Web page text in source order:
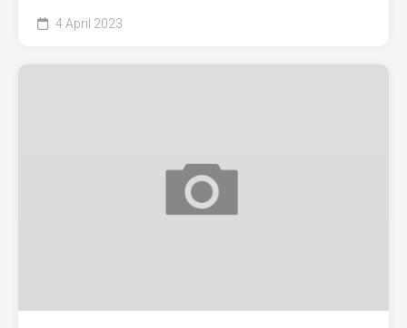
4 April 2023